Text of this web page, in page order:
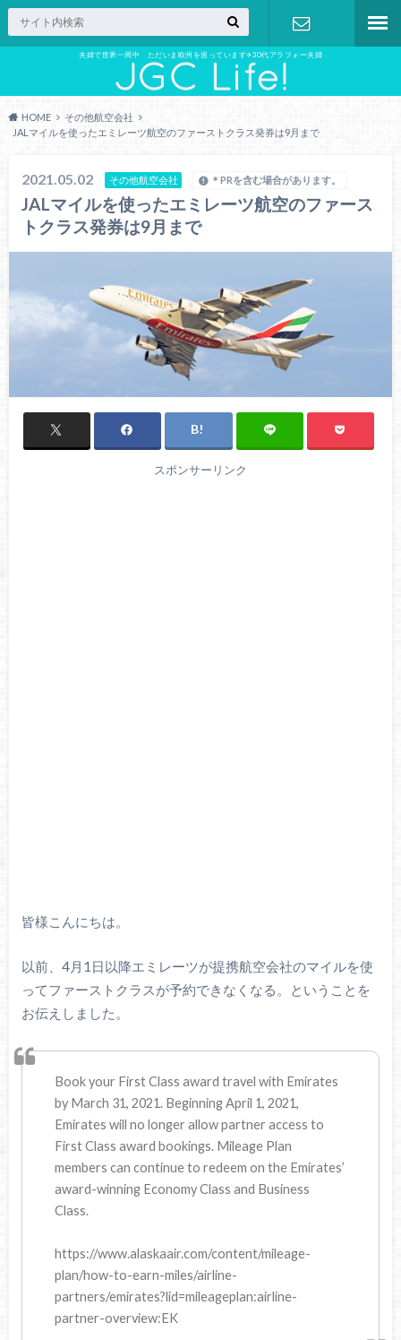
夫婦で世界一周中 ただいま欧州を巡っています✈︎30代アラフォー夫婦
お問い合わ
HOME
その他航空会社
JALマイルを使ったエミレーツ航空のファーストクラス発券は9月まで
2021.05.02 その他航空会社 ＊PRを含む場合があります。
JALマイルを使ったエミレーツ航空のファース
トクラス発券は9月まで
スポンサーリンク
皆様こんにちは。
以前、4月1日以降エミレーツが提携航空会社のマイルを使
ってファーストクラスが予約できなくなる。ということを
お伝えしました。
Book your First Class award travel with Emirates
by March 31, 2021. Beginning April 1, 2021,
Emirates will no longer allow partner access to
First Class award bookings. Mileage Plan
members can continue to redeem on the Emirates’
award-winning Economy Class and Business
Class.
https://www.alaskaair.com/content/mileage-
plan/how-to-earn-miles/airline-
partners/emirates?lid=mileageplan:airline-
partner-overview:EK